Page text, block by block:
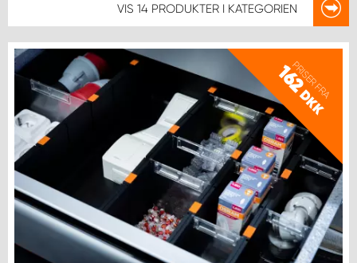
VIS 14 PRODUKTER I KATEGORIEN
PRISER FRA
162
DKK